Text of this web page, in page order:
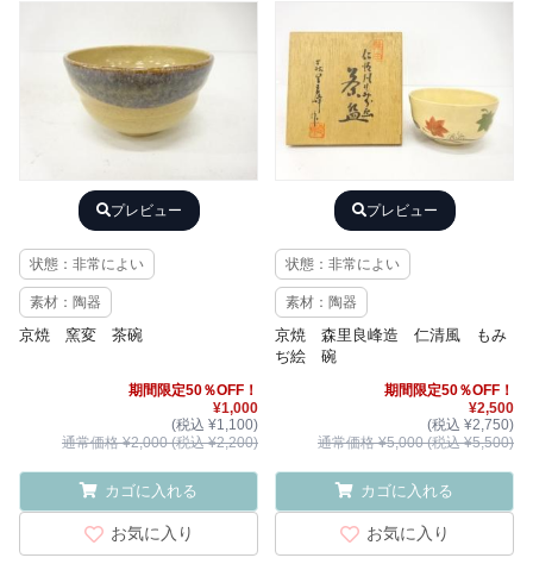
プレビュー
状態：非常によい
素材：陶器
京焼 窯変 茶碗
期間限定50％OFF！
¥1,000
(税込 ¥1,100)
通常価格 ¥2,000 (税込 ¥2,200)
カゴに入れる
お気に入り
プレビュー
状態：非常によい
素材：陶器
京焼 森里良峰造 仁清風 もみ
ぢ絵 碗
期間限定50％OFF！
¥2,500
(税込 ¥2,750)
通常価格 ¥5,000 (税込 ¥5,500)
カゴに入れる
お気に入り